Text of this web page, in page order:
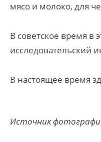
мясо и молоко, для
В советское время в
исследовательский
В настоящее время
Источник